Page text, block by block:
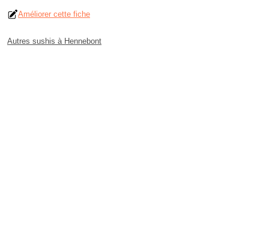
Améliorer cette fiche
Autres sushis à Hennebont